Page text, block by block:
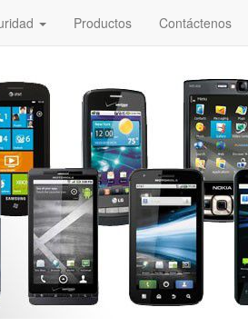
Productos Contáctenos